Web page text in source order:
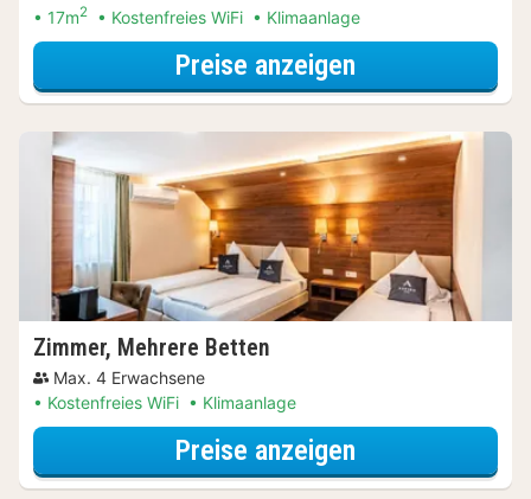
17m2 Kostenfreies WiFi Klimaanlage
Preise anzeigen
Zimmer, Mehrere Betten
Max. 4 Erwachsene
Kostenfreies WiFi
Klimaanlage
Preise anzeigen